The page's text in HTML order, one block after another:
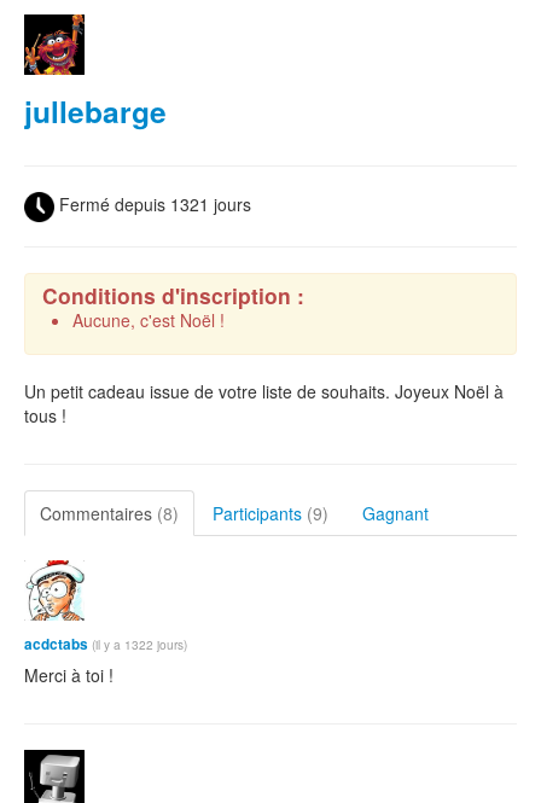
jullebarge
Fermé depuis 1321 jours
Conditions d'inscription :
Aucune, c'est Noël !
Un petit cadeau issue de votre liste de souhaits. Joyeux Noël à
tous !
Commentaires (8) Participants (9) Gagnant
acdctabs (il y a 1322 jours)
Merci à toi !